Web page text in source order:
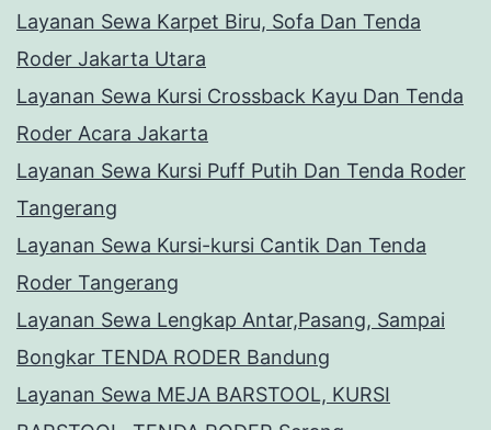
Layanan Sewa Karpet Biru, Sofa Dan Tenda
Roder Jakarta Utara
Layanan Sewa Kursi Crossback Kayu Dan Tenda
Roder Acara Jakarta
Layanan Sewa Kursi Puff Putih Dan Tenda Roder
Tangerang
Layanan Sewa Kursi-kursi Cantik Dan Tenda
Roder Tangerang
Layanan Sewa Lengkap Antar,Pasang, Sampai
Bongkar TENDA RODER Bandung
Layanan Sewa MEJA BARSTOOL, KURSI